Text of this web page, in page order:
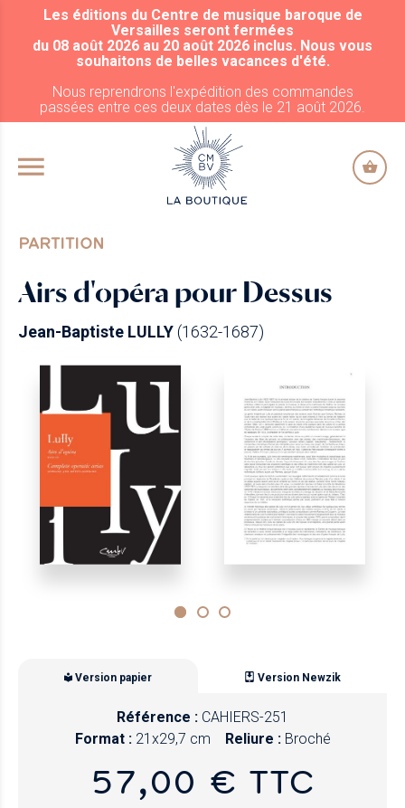
ALLER AU CONTENU PRINCIPAL
Les éditions du Centre de musique baroque de
Versailles seront fermées
du 08 août 2026 au 20 août 2026 inclus. Nous vous
souhaitons de belles vacances d'été.
Nous reprendrons l'expédition des commandes
passées entre ces deux dates dès le 21 août 2026.
PARTITION
Airs d'opéra pour Dessus
Jean-Baptiste LULLY(1632-1687)
Version papier Version Newzik
Référence : CAHIERS-251
Format : 21x29,7 cm Reliure : Broché
57,00 € TTC